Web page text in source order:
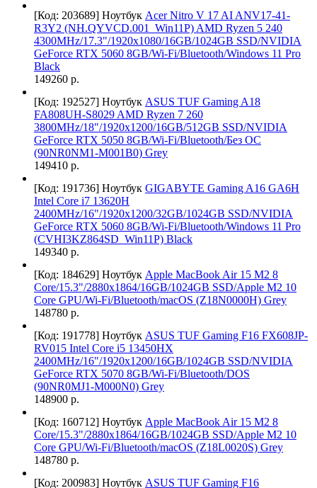
[Код: 203689] Ноутбук Acer Nitro V 17 AI ANV17-41-
R3Y2 (NH.QYVCD.001_Win11P) AMD Ryzen 5 240
4300MHz/17.3"/1920x1080/16GB/1024GB SSD/NVIDIA
GeForce RTX 5060 8GB/Wi-Fi/Bluetooth/Windows 11 Pro
Black
149260 р.
[Код: 192527] Ноутбук ASUS TUF Gaming A18
FA808UH-S8029 AMD Ryzen 7 260
3800MHz/18"/1920x1200/16GB/512GB SSD/NVIDIA
GeForce RTX 5050 8GB/Wi-Fi/Bluetooth/Без ОС
(90NR0NM1-M001B0) Grey
149410 р.
[Код: 191736] Ноутбук GIGABYTE Gaming A16 GA6H
Intel Core i7 13620H
2400MHz/16"/1920x1200/32GB/1024GB SSD/NVIDIA
GeForce RTX 5060 8GB/Wi-Fi/Bluetooth/Windows 11 Pro
(CVHI3KZ864SD_Win11P) Black
149340 р.
[Код: 184629] Ноутбук Apple MacBook Air 15 M2 8
Core/15.3"/2880x1864/16GB/1024GB SSD/Apple M2 10
Core GPU/Wi-Fi/Bluetooth/macOS (Z18N0000H) Grey
148780 р.
[Код: 191778] Ноутбук ASUS TUF Gaming F16 FX608JP-
RV015 Intel Core i5 13450HX
2400MHz/16"/1920x1200/16GB/1024GB SSD/NVIDIA
GeForce RTX 5070 8GB/Wi-Fi/Bluetooth/DOS
(90NR0MJ1-M000N0) Grey
148900 р.
[Код: 160712] Ноутбук Apple MacBook Air 15 M2 8
Core/15.3"/2880x1864/16GB/1024GB SSD/Apple M2 10
Core GPU/Wi-Fi/Bluetooth/macOS (Z18L0020S) Grey
148780 р.
[Код: 200983] Ноутбук ASUS TUF Gaming F16